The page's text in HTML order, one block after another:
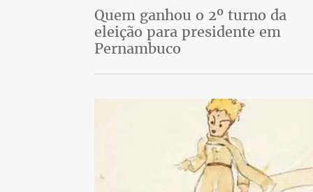
Quem ganhou o 2º turno da
eleição para presidente em
Pernambuco